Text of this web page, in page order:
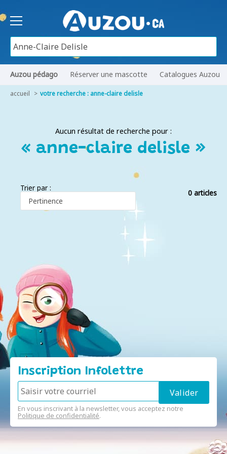
Auzou pédago Réserver une mascotte Catalogues Auzou
accueil votre recherche : anne-claire delisle
Aucun résultat de recherche pour :
« anne-claire delisle »
Trier par :
0 articles
Inscription Infolettre
En vous inscrivant à la newsletter, vous acceptez notre
Politique de confidentialité.